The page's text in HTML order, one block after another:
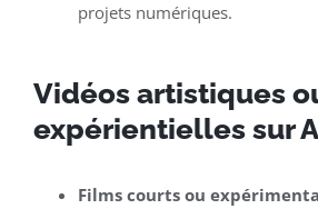
projets numériques.
Vidéos artistiques
expérientielles sur
Films courts ou